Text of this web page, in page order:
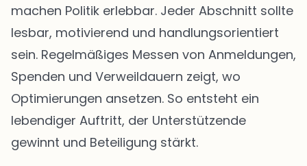
machen Politik erlebbar. Jeder Abschnitt sollte
lesbar, motivierend und handlungsorientiert
sein. Regelmäßiges Messen von Anmeldungen,
Spenden und Verweildauern zeigt, wo
Optimierungen ansetzen. So entsteht ein
lebendiger Auftritt, der Unterstützende
gewinnt und Beteiligung stärkt.